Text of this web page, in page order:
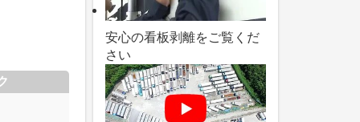
安心の看板剥離をご覧くだ
さい